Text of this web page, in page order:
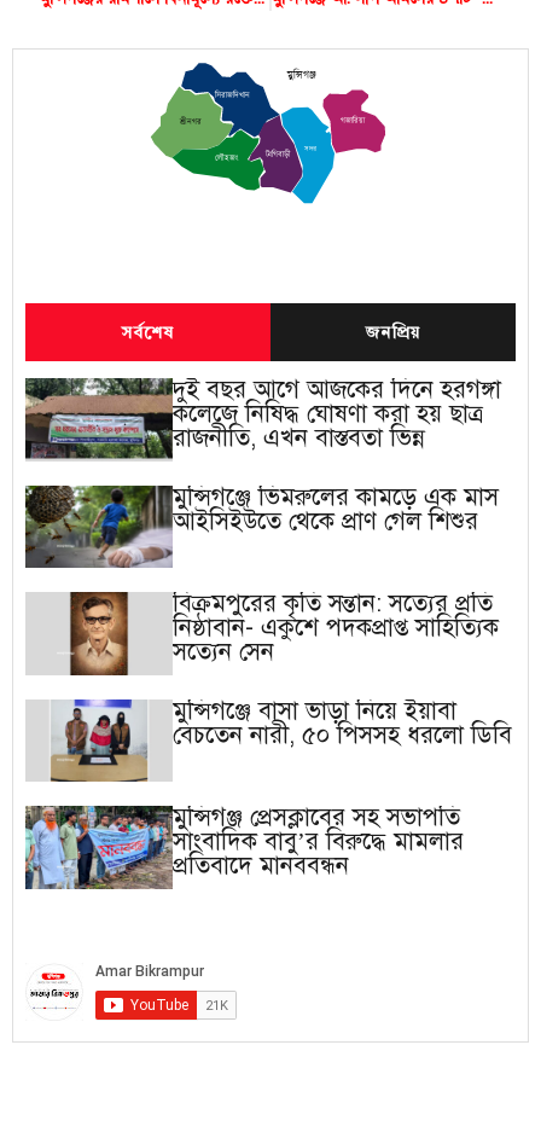
শ্রীনগর
সিরাজদিখান
টংগিবাড়ী
সদর
গজারিয়া
লৌহজং
মুন্সিগঞ্জ
সর্বশেষ জনপ্রিয়
দুই বছর আগে আজকের দিনে হরগঙ্গা
কলেজে নিষিদ্ধ ঘোষণা করা হয় ছাত্র
রাজনীতি, এখন বাস্তবতা ভিন্ন
মুন্সিগঞ্জে ভিমরুলের কামড়ে এক মাস
আইসিইউতে থেকে প্রাণ গেল শিশুর
বিক্রমপুরের কৃতি সন্তান: সত্যের প্রতি
নিষ্ঠাবান- একুশে পদকপ্রাপ্ত সাহিত্যিক
সত্যেন সেন
মুন্সিগঞ্জে বাসা ভাড়া নিয়ে ইয়াবা
বেচতেন নারী, ৫০ পিসসহ ধরলো ডিবি
মুন্সিগঞ্জ প্রেসক্লাবের সহ সভাপতি
সাংবাদিক বাবু’র বিরুদ্ধে মামলার
প্রতিবাদে মানববন্ধন